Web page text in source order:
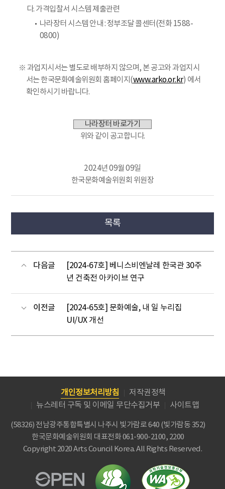
다. 가격입찰서 시스템 제출관련
나라장터 시스템 안내 : 정부조달 콜센터(전화 1588-
0800)
※ 과업지시서는 별도로 배부하지 않으며, 본 공고와 과업지시
서는 한국문화예술위원회 홈페이지(www.arko.or.kr) 에서
확인하시기 바랍니다.
나라장터 바로가기
위와 같이 공고합니다.
2024년 09월 09일
한국문화예술위원회 위원장
목록
다음글
[2024-67호] 베니스비엔날레 한국관 30주
년 건축전 아카이브 연구
이전글
[2024-65호] 문화예술, 내 일 누리집
UI/UX 개선
개인정보처리방침
저작권정책
뉴스레터 구독 및 이메일 무단수집거부
사이트맵
(58326) 전남광주통합특별시 나주시 빛가람로 640 (빛가람동 352)
한국문화예술위원회 대표전화 061-900-2100, 2200
Copyright 2020 Arts Council Korea. All Rights Reserved.